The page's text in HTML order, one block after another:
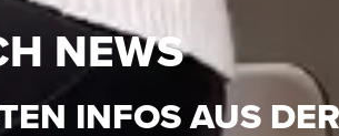
NEWS
INFOS AUS